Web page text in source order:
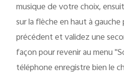
musique de votre choix,
sur la flèche en haut à
précédent et validez une
façon pour revenir au menu
téléphone enregistre bien le